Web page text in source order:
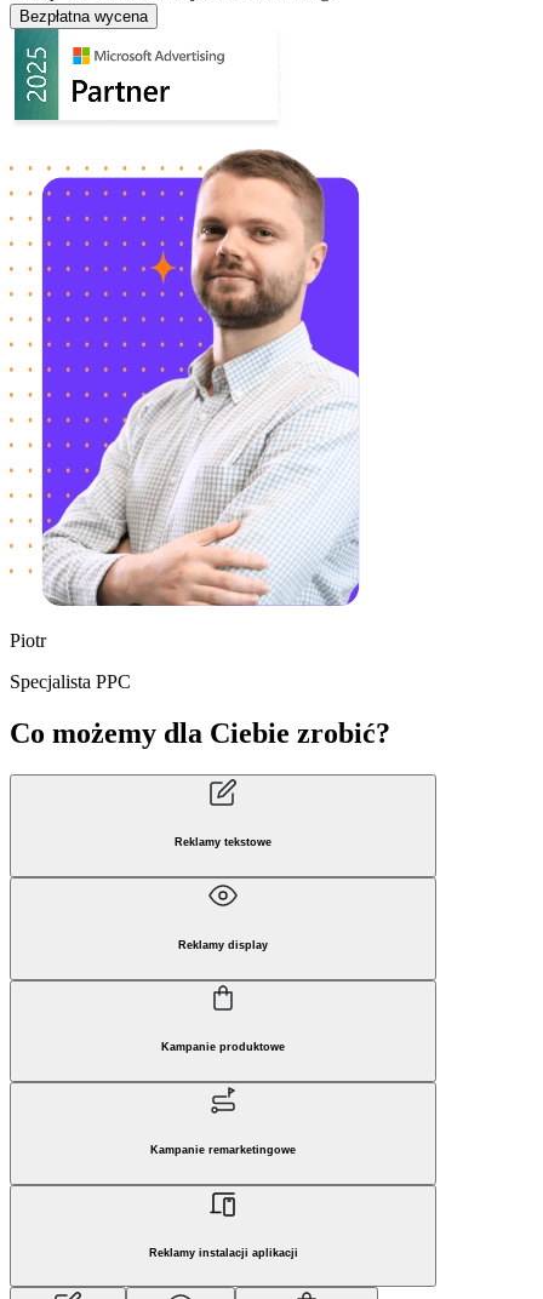
Bezpłatna wycena
Piotr
Specjalista PPC
Co możemy dla Ciebie zrobić?
Reklamy tekstowe
Reklamy display
Kampanie produktowe
Kampanie remarketingowe
Reklamy instalacji aplikacji